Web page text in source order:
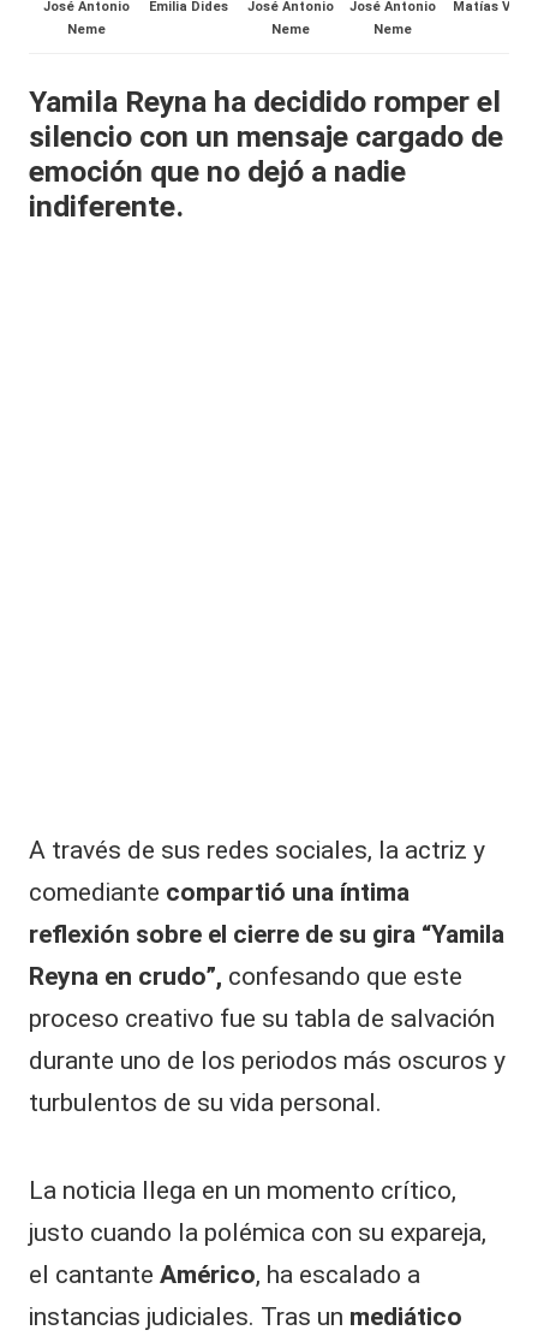
it
y
s,
T
José Antonio
Neme
Emilia Dides
José Antonio
Neme
José Antonio
Neme
Matías Vega
Yamila Reyna ha decidido romper el
silencio con un mensaje cargado de
emoción que no dejó a nadie
indiferente.
A través de sus redes sociales, la actriz y
comediante compartió una íntima
reflexión sobre el cierre de su gira “Yamila
Reyna en crudo”, confesando que este
proceso creativo fue su tabla de salvación
durante uno de los periodos más oscuros y
turbulentos de su vida personal.
​La noticia llega en un momento crítico,
justo cuando la polémica con su expareja,
el cantante Américo, ha escalado a
instancias judiciales. Tras un mediático